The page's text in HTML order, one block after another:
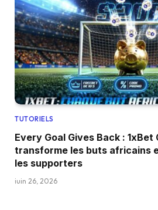
TUTORIELS
Every Goal Gives Back : 1xBet
transforme les buts africains
les supporters
juin 26, 2026